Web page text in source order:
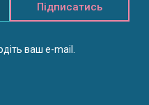
Підписатись
ваш e-mail.